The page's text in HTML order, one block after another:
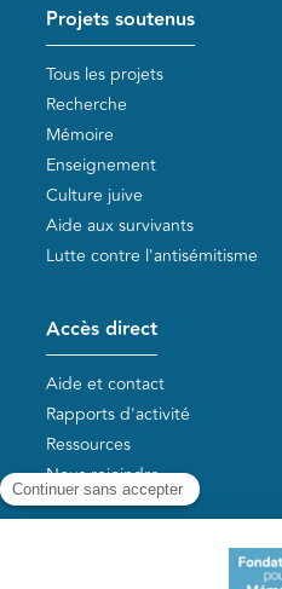
Projets soutenus
Tous les projets
Recherche
Mémoire
Enseignement
Culture juive
Aide aux survivants
Lutte contre l'antisémitisme
Accès direct
Aide et contact
Rapports d'activité
Ressources
Nous rejoindre